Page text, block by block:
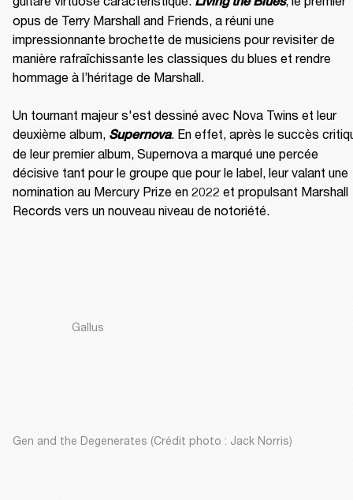
opus de Terry Marshall and Friends, a réuni une
impressionnante brochette de musiciens pour revisiter de
manière rafraîchissante les classiques du blues et rendre
hommage à l’héritage de Marshall.
Un tournant majeur s'est dessiné avec Nova Twins et leur
deuxième album, Supernova. En effet, après le succès
de leur premier album, Supernova a marqué une percée
décisive tant pour le groupe que pour le label, leur valant une
nomination au Mercury Prize en 2022 et propulsant Marshall
Records vers un nouveau niveau de notoriété.
Gallus
Gen and the Degenerates (Crédit photo : Jack Norris)